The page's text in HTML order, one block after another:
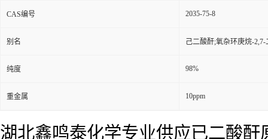
CAS编号 2035-75-8
别名 己二酸酐;氧杂环庚烷-
纯度 98%
重金属 10ppm
湖北鑫鸣泰化学专业供应已二酸